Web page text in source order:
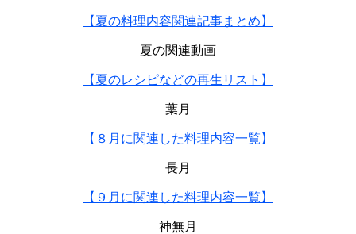
【夏の料理内容関連記事まとめ】
夏の関連動画
【夏のレシピなどの再生リスト】
葉月
【８月に関連した料理内容一覧】
長月
【９月に関連した料理内容一覧】
神無月